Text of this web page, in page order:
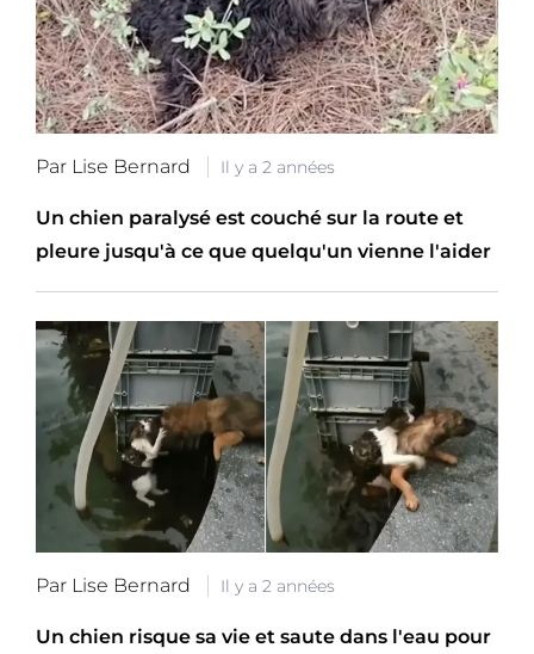
Par Lise Bernard Il y a 2 années
Un chien paralysé est couché sur la route et
pleure jusqu'à ce que quelqu'un vienne l'aider
Par Lise Bernard Il y a 2 années
Un chien risque sa vie et saute dans l'eau pour